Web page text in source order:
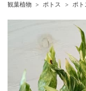
観葉植物 ポトス
ポ
観葉植物特集
ポットサ
観葉植物特集
吊り下げ